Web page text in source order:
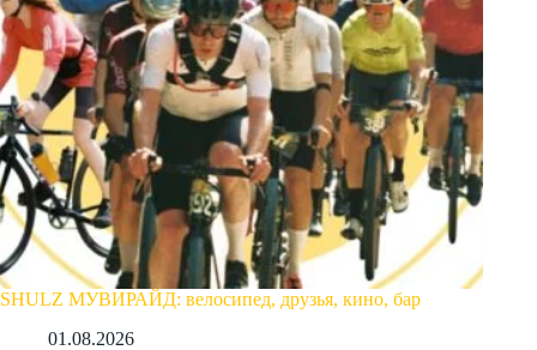
SHULZ МУВИРАЙД: велосипед, друзья, кино, бар
01.08.2026